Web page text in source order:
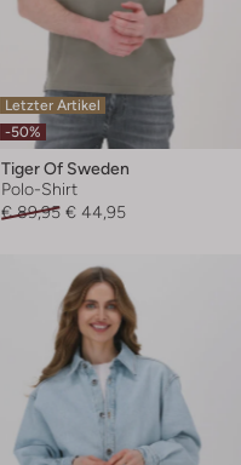
Letzter Artikel
-50%
Tiger Of Sweden
Polo-Shirt
€ 89,95 € 44,95